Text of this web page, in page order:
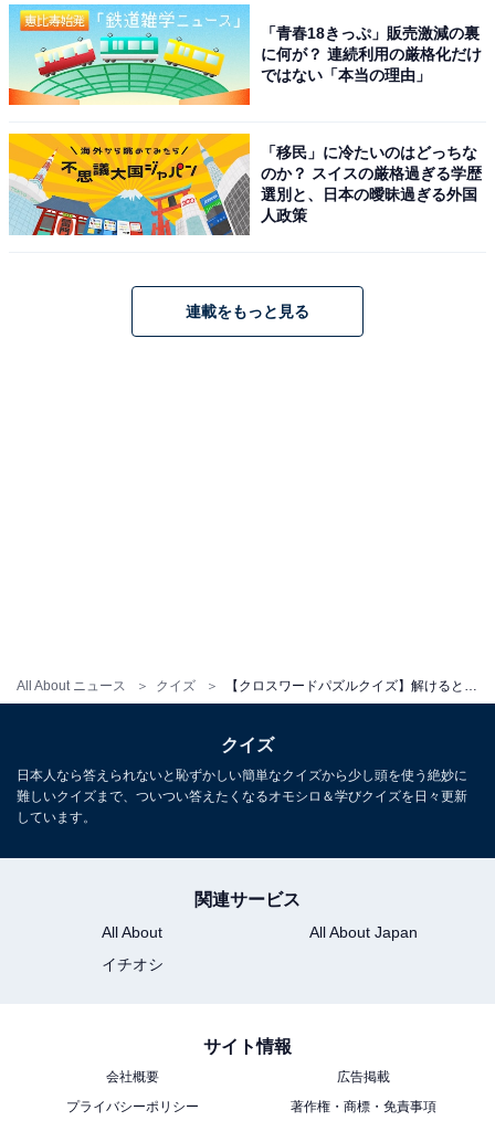
All About ニュース クイズ
「青春18きっぷ」販売激減の裏
に何が？ 連続利用の厳格化だけ
ではない「本当の理由」
「移民」に冷たいのはどっちな
のか？ スイスの厳格過ぎる学歴
選別と、日本の曖昧過ぎる外国
人政策
連載をもっと見る
クイズ
日本人なら答えられないと恥ずかしい簡単なクイズから少し頭を使う絶妙に
難しいクイズまで、ついつい答えたくなるオモシロ＆学びクイズを日々更新
しています。
関連サービス
All About
All About Japan
イチオシ
サイト情報
会社概要
広告掲載
プライバシーポリシー
著作権・商標・免責事項